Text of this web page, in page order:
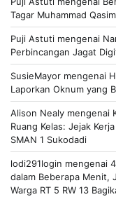
Tagar Muhammad
Puji Astuti mengenai
Perbincangan Jagat
SusieMayor mengenai
Laporkan Oknum yang
Alison Nealy mengenai
Ruang Kelas: Jejak
SMAN 1 Sukodadi
lodi291login mengenai
dalam Beberapa Menit,
Warga RT 5 RW 13